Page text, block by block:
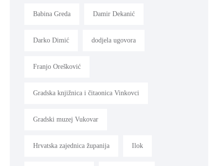
Babina Greda Damir Dekanić
Darko Dimić dodjela ugovora
Franjo Orešković
Gradska knjižnica i čitaonica Vinkovci
Gradski muzej Vukovar
Hrvatska zajednica županija Ilok